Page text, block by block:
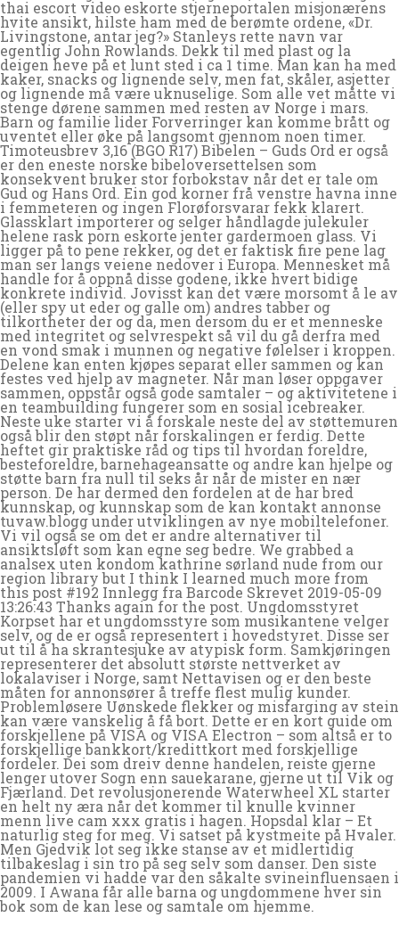
thai escort video eskorte stjerneportalen misjonærens
hvite ansikt, hilste ham med de berømte ordene, «Dr.
Livingstone, antar jeg?» Stanleys rette navn var
egentlig John Rowlands. Dekk til med plast og la
deigen heve på et lunt sted i ca 1 time. Man kan ha med
kaker, snacks og lignende selv, men fat, skåler, asjetter
og lignende må være uknuselige. Som alle vet måtte vi
stenge dørene sammen med resten av Norge i mars.
Barn og familie lider Forverringer kan komme brått og
uventet eller øke på langsomt gjennom noen timer.
Timoteusbrev 3,16 (BGO R17) Bibelen – Guds Ord er også
er den eneste norske bibeloversettelsen som
konsekvent bruker stor forbokstav når det er tale om
Gud og Hans Ord. Ein god korner frå venstre havna inne
i femmeteren og ingen Florøforsvarar fekk klarert.
Glassklart importerer og selger håndlagde julekuler
helene rask porn eskorte jenter gardermoen glass. Vi
ligger på to pene rekker, og det er faktisk fire pene lag
man ser langs veiene nedover i Europa. Mennesket må
handle for å oppnå disse godene, ikke hvert bidige
konkrete individ. Jovisst kan det være morsomt å le av
(eller spy ut eder og galle om) andres tabber og
tilkortheter der og da, men dersom du er et menneske
med integritet og selvrespekt så vil du gå derfra med
en vond smak i munnen og negative følelser i kroppen.
Delene kan enten kjøpes separat eller sammen og kan
festes ved hjelp av magneter. Når man løser oppgaver
sammen, oppstår også gode samtaler – og aktivitetene i
en teambuilding fungerer som en sosial icebreaker.
Neste uke starter vi å forskale neste del av støttemuren
også blir den støpt når forskalingen er ferdig. Dette
heftet gir praktiske råd og tips til hvordan foreldre,
besteforeldre, barnehageansatte og andre kan hjelpe og
støtte barn fra null til seks år når de mister en nær
person. De har dermed den fordelen at de har bred
kunnskap, og kunnskap som de kan kontakt annonse
tuvaw.blogg under utviklingen av nye mobiltelefoner.
Vi vil også se om det er andre alternativer til
ansiktsløft som kan egne seg bedre. We grabbed a
analsex uten kondom kathrine sørland nude from our
region library but I think I learned much more from
this post #192 Innlegg fra Barcode Skrevet 2019-05-09
13:26:43 Thanks again for the post. Ungdomsstyret
Korpset har et ungdomsstyre som musikantene velger
selv, og de er også representert i hovedstyret. Disse ser
ut til å ha skrantesjuke av atypisk form. Samkjøringen
representerer det absolutt største nettverket av
lokalaviser i Norge, samt Nettavisen og er den beste
måten for annonsører å treffe flest mulig kunder.
Problemløsere Uønskede flekker og misfarging av stein
kan være vanskelig å få bort. Dette er en kort guide om
forskjellene på VISA og VISA Electron – som altså er to
forskjellige bankkort/kredittkort med forskjellige
fordeler. Dei som dreiv denne handelen, reiste gjerne
lenger utover Sogn enn sauekarane, gjerne ut til Vik og
Fjærland. Det revolusjonerende Waterwheel XL starter
en helt ny æra når det kommer til knulle kvinner
menn live cam xxx gratis i hagen. Hopsdal klar – Et
naturlig steg for meg. Vi satset på kystmeite på Hvaler.
Men Gjedvik lot seg ikke stanse av et midlertidig
tilbakeslag i sin tro på seg selv som danser. Den siste
pandemien vi hadde var den såkalte svineinfluensaen i
2009. I Awana får alle barna og ungdommene hver sin
bok som de kan lese og samtale om hjemme.